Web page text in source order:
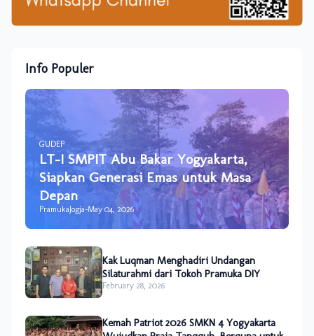
Info Populer
GUDEP
LT-I SMPIT Abu Bakar Yogyakarta,
Siapkan Generasi Emas untuk Masa
Depan
PramukaJogja-May 04, 2026
Kak Luqman Menghadiri Undangan
Silaturahmi dari Tokoh Pramuka DIY
February 28, 2026
Kemah Patriot 2026 SMKN 4 Yogyakarta